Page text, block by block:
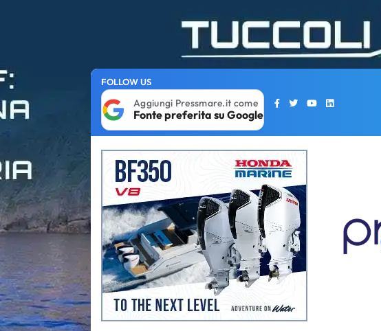
FOLLOW US
Aggiungi Pressmare.it come
Fonte preferita su Google